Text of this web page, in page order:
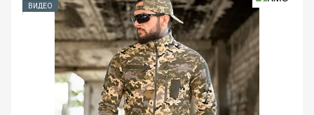
ВИДЕО